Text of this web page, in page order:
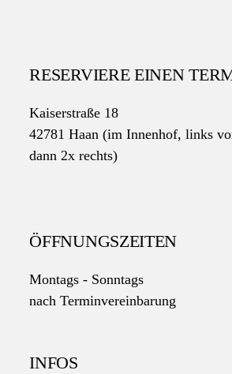
RESERVIERE EINEN
Kaiserstraße 18
42781 Haan (im Innenhof, links
dann 2x rechts)
ÖFFNUNGSZEITEN
Montags - Sonntags
nach Terminvereinbarung
INFOS